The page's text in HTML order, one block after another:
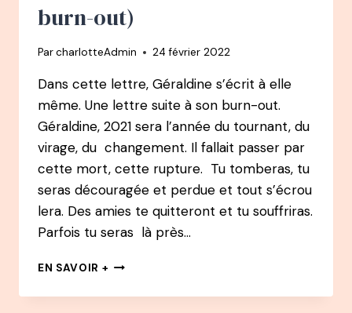
burn-out)
ParcharlotteAdmin 24 février 2022
Dans cette lettre, Géraldine s’écrit à elle
même. Une lettre suite à son burn-out.
Géraldine, 2021 sera l’année du tournant, du
virage, du changement. Il fallait passer par
cette mort, cette rupture. Tu tomberas, tu
seras découragée et perdue et tout s’écrou
lera. Des amies te quitteront et tu souffriras.
Parfois tu seras là près…
EN SAVOIR + LETTRE
CELLE